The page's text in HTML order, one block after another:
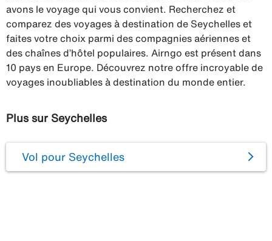
avons le voyage qui vous convient. Recherchez et
comparez des voyages à destination de Seychelles et
faites votre choix parmi des compagnies aériennes et
des chaînes d’hôtel populaires. Airngo est présent dans
10 pays en Europe. Découvrez notre offre incroyable de
voyages inoubliables à destination du monde entier.
Plus sur Seychelles
Vol pour Seychelles